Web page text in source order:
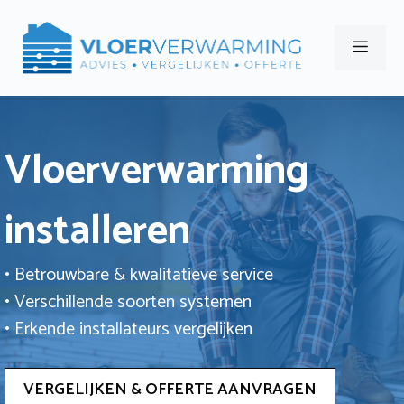
naar
Menu
Vloerverwarming
installeren
• Betrouwbare & kwalitatieve service
• Verschillende soorten systemen
• Erkende installateurs vergelijken
VERGELIJKEN & OFFERTE AANVRAGEN